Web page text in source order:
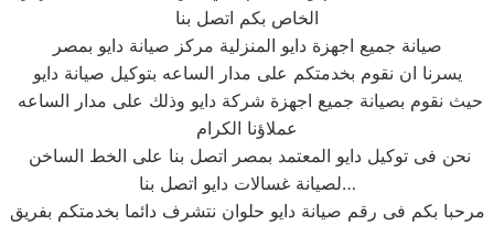
الخاص بكم اتصل بنا
صيانة جميع اجهزة دايو المنزلية مركز صيانة دايو بمصر
يسرنا ان نقوم بخدمتكم على مدار الساعه بتوكيل صيانة دايو
عملاؤنا الكرام
لصيانة غسالات دايو اتصل بنا…
مرحبا بكم فى رقم صيانة دايو حلوان نتشرف دائما بخدمتكم بفريق